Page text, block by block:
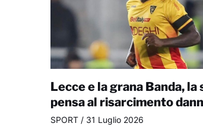
Lecce e la grana Banda, la
pensa al risarcimento
SPORT/ 31 Luglio 2026